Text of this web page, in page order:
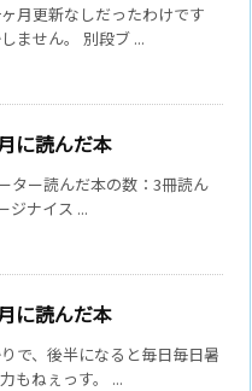
月更新なしだったわけです
ません。 別段ブ ...
に読んだ本
ター読んだ本の数：3冊読ん
ジナイス ...
に読んだ本
で、後半になると毎日毎日暑
もねぇっす。 ...